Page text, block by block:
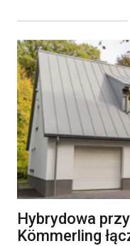
Hybrydowa
Kömmerling